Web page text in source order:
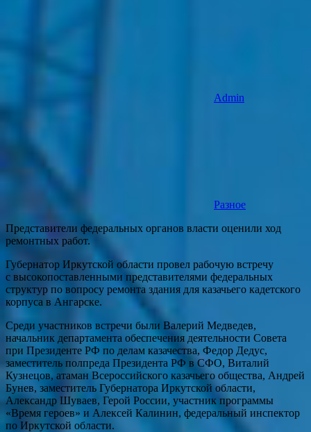
Admin
Разное
Представители федеральных органов власти оценили ход
ремонтных работ.
Губернатор Иркутской области провел рабочую встречу
с высокопоставленными представителями федеральных
структур по вопросу ремонта здания для казачьего кадетского
корпуса в Ангарске.
Среди участников встречи были Валерий Медведев,
начальник департамента обеспечения деятельности Совета
при Президенте РФ по делам казачества, Федор Дедус,
заместитель полпреда Президента РФ в СФО, Виталий
Кузнецов, атаман Всероссийского казачьего общества, Андрей
Бунев, заместитель Губернатора Иркутской области,
Александр Шуваев, Герой России, участник программы
«Время героев» и Алексей Калинин, федеральный инспектор
по Иркутской области.